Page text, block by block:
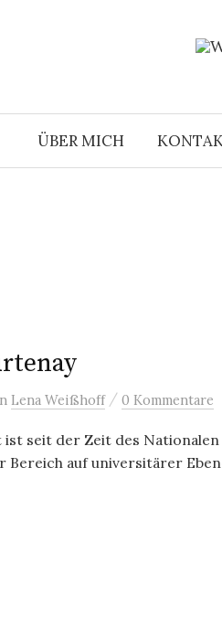
ÜBER MICH
Lena Weißhoff / 0 Kommentare
ist seit der Zeit des
Bereich auf universitärer